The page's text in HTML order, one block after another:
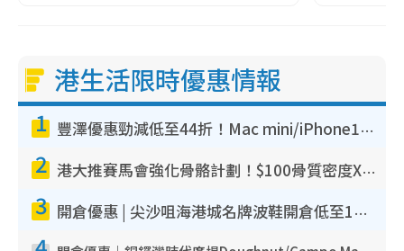
港生活限時優惠情報
1 豐澤優惠勁減低至44折！Mac mini/iPhone17Pro大減價！廚房家電$220起
2 港大推賽馬會強化骨骼計劃！$100骨質密度X光檢查 完成免費運動訓練送超市禮券！附參加資格
3 開倉優惠 | 尖沙咀海港城名牌波鞋開倉低至1折！On鞋$899起／Joy&Peace鞋履$98起